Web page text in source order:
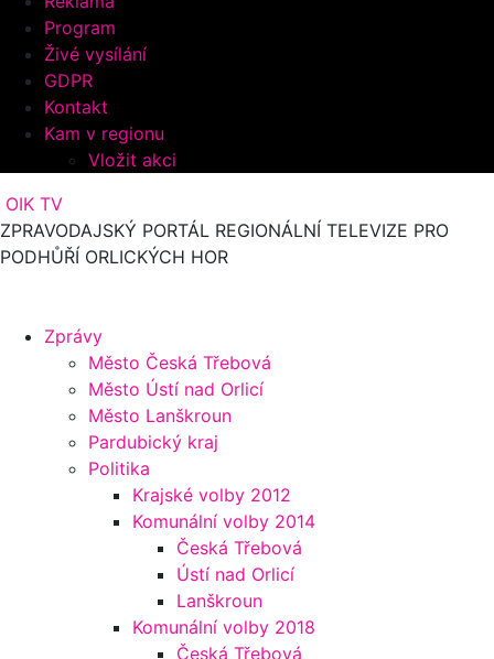
Program
Živé vysílání
GDPR
Kontakt
Kam v regionu
Vložit akci
OIK TV
ZPRAVODAJSKÝ PORTÁL REGIONÁLNÍ TELEVIZE PRO
PODHŮŘÍ ORLICKÝCH HOR
Zprávy
Město Česká Třebová
Město Ústí nad Orlicí
Město Lanškroun
Pardubický kraj
Politika
Krajské volby 2012
Komunální volby 2014
Česká Třebová
Ústí nad Orlicí
Lanškroun
Komunální volby 2018
Česká Třebová